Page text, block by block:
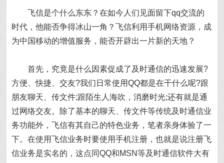
飞信是个什么东东？在如今人们见面留下qq交流的
时代，他能否争得冰山一角？飞信利用手机网络资源，成
为中国移动的增值服务，能否开辟出一片新的天地？
首先，究竟是什么因素促成了及时通信的迅速发展?
方便、快捷、交友?我们日常使用QQ都是在干什么呢?跟
朋友聊天、传文件;跟陌生人海吹，消磨时光;还有就是通
过网络交友。除了基本的聊天、传文件等传统及时通信业
务功能外，飞信有其自己的特色业务，笔者亲身体验了一
下。在使用飞信业务时要使用手机注册，也就是说注册飞
信业务是实名的，这点同QQ和MSN等及时通信软件大有